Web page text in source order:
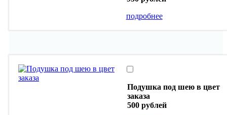
подробнее
Подушка под шею в цвет
заказа
500 рублей